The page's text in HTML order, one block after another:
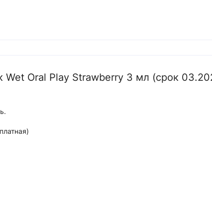
Oral Play Strawberry 3 мл (срок